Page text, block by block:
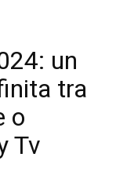
un
tra
o
Tv